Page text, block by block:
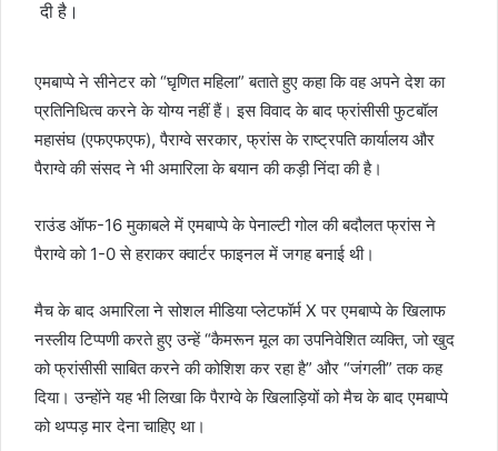
दी है।
एमबाप्पे ने सीनेटर को “घृणित महिला” बताते हुए कहा कि वह अपने देश का
प्रतिनिधित्व करने के योग्य नहीं हैं। इस विवाद के बाद फ्रांसीसी फुटबॉल
महासंघ (एफएफएफ), पैराग्वे सरकार, फ्रांस के राष्ट्रपति कार्यालय और
पैराग्वे की संसद ने भी अमारिला के बयान की कड़ी निंदा की है।
राउंड ऑफ-16 मुकाबले में एमबाप्पे के पेनाल्टी गोल की बदौलत फ्रांस ने
पैराग्वे को 1-0 से हराकर क्वार्टर फाइनल में जगह बनाई थी।
मैच के बाद अमारिला ने सोशल मीडिया प्लेटफॉर्म X पर एमबाप्पे के खिलाफ
नस्लीय टिप्पणी करते हुए उन्हें “कैमरून मूल का उपनिवेशित व्यक्ति, जो खुद
को फ्रांसीसी साबित करने की कोशिश कर रहा है” और “जंगली” तक कह
दिया। उन्होंने यह भी लिखा कि पैराग्वे के खिलाड़ियों को मैच के बाद एमबाप्पे
को थप्पड़ मार देना चाहिए था।